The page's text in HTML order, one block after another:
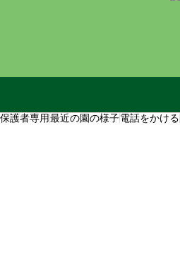
保護者専用最近の園の様子電話をかける